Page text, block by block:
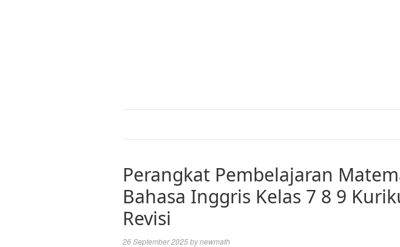
Perangkat Pembelajaran
Bahasa Inggris Kelas 7 8 9
Revisi
26 September 2025bynewmath